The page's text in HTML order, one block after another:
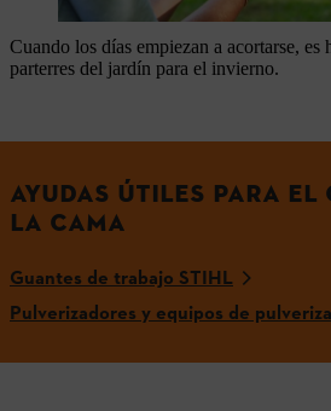
Cuando los días empiezan a acortarse, es
parterres del jardín para el invierno.
AYUDAS ÚTILES PARA EL
LA CAMA
Guantes de trabajo STIHL
Pulverizadores y equipos de